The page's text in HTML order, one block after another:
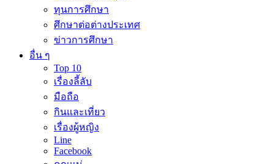
ทุนการศึกษา
ศึกษาต่อต่างประเทศ
ข่าวการศึกษา
อื่น ๆ
Top 10
เรื่องลี้ลับ
มือถือ
กินและเที่ยว
เรื่องผู้หญิง
Line
Facebook